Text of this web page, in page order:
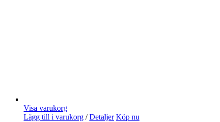
Visa varukorg
Lägg till i varukorg / Detaljer Köp nu